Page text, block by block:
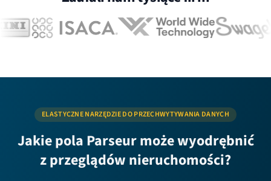
ELASTYCZNE NARZĘDZIE DO PRZECHWYTYWANIA DANYCH
Jakie pola Parseur może wyodrębnić
z przeglądów nieruchomości?